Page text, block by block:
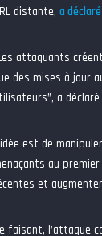
distante, a déclaré
attaquants
des mises à jour
a
est de
au
et
faisant, l’attaque